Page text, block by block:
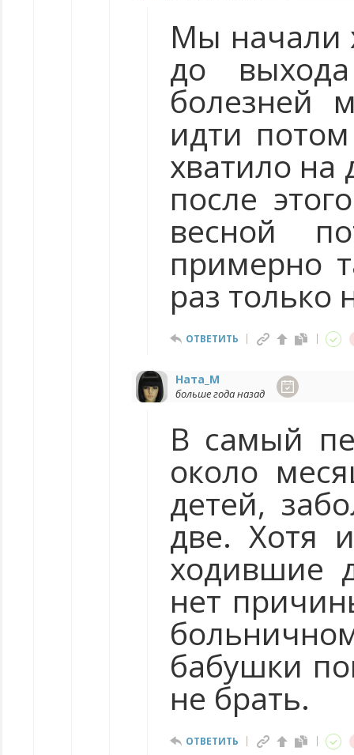
Мы начали
до
болезней
идти
хватило на
после
весной
примерно
раз только
ОТВЕТИТЬ
Ната_М
больше года назад
В самый
около
детей,
две. Хотя
ходившие
нет
бабушки
не брать.
ОТВЕТИТЬ